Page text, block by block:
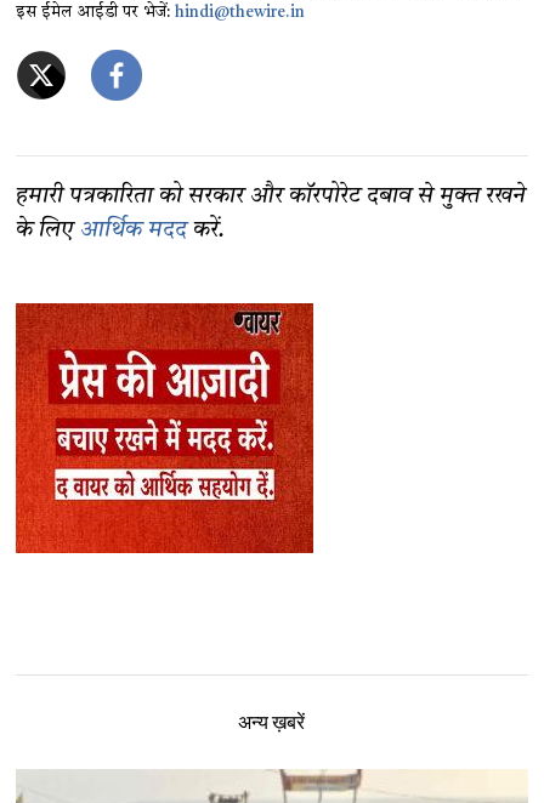
इस ईमेल आईडी पर भेजें:hindi@thewire.in
हमारी पत्रकारिता को सरकार और कॉरपोरेट दबाव से मुक्त रखने
के लिए आर्थिक मददकरें.
अन्य ख़बरें